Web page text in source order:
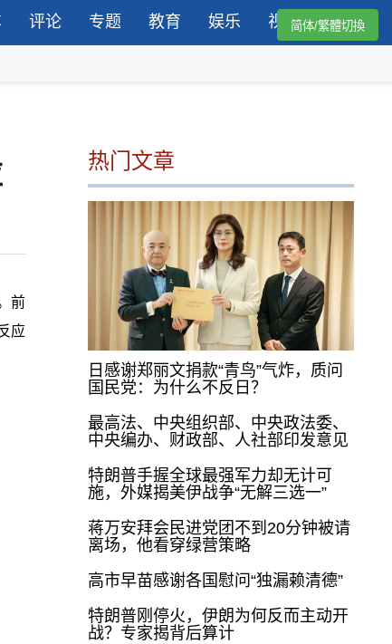
评论 专题 教育 娱乐 视频简体/繁體切換
前
应
热门文章
日感谢郑丽文捐款“青鸟”气炸，质问
国民党：为什么不反日？
最高法、中央组织部、中央政法委、
中央编办、财政部、人社部印发意见
特朗普手握全球最强军力却无计可
施，外媒揭美伊战争“无解三选一”
蒋万安拜会民进党团不到20分钟被请
离场，他看穿绿营策略
高市早苗感谢各国慰问“独漏赖清德”
特朗普刚停火，伊朗为何反而主动开
战？专家揭背后算计